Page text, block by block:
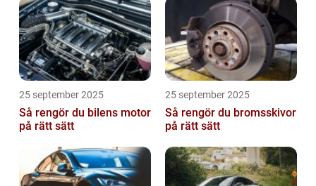
25 september 2025
Så rengör du bilens motor
på rätt sätt
25 september 2025
Så rengör du bromsskivor
på rätt sätt